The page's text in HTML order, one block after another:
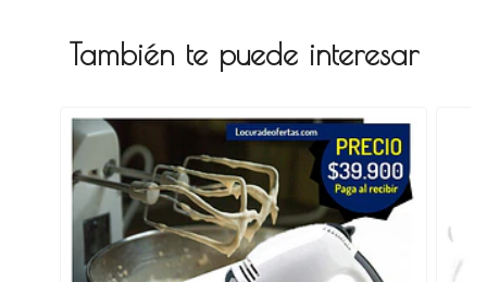
También te puede interesar